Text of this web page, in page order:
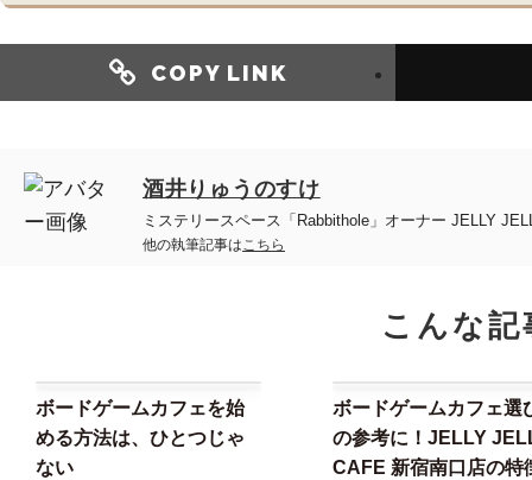
COPY LINK
酒井りゅうのすけ
ミステリースペース「Rabbithole」オーナー JELLY
他の執筆記事はこちら
こんな
ボードゲームカフェを始
める方法は、ひとつじゃ
ない
ボードゲームカフェ選
の参考に！JELLY
CAFE 新宿南口店の特